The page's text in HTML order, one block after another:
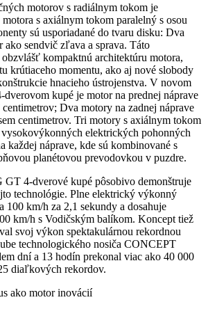
motorov s radiálnym tokom je
s axiálnym tokom paralelný s osou
sú usporiadané do tvaru disku: Dva
ako sendvič zľava a sprava. Táto
kompaktnú architektúru motora,
krútiaceho momentu, ako aj nové slobody
hnacieho ústrojenstva. V novom
kupé je motor na prednej náprave
Dva motory na zadnej náprave
centimetrov. Tri motory s axiálnym tokom
elektrických pohonných
každej náprave, kde sú kombinované s
planétovou prevodovkou v puzdre.
4-dverové kupé pôsobivo demonštruje
technológie. Plne elektrický výkonný
100 km/h za 2,1 sekundy a dosahuje
km/h s Vodičským balíkom. Koncept tiež
svoj výkon spektakulárnou rekordnou
technologického nosiča CONCEPT
dní a 13 hodín prekonal viac ako 40 000
diaľkových rekordov.
ako motor inovácií